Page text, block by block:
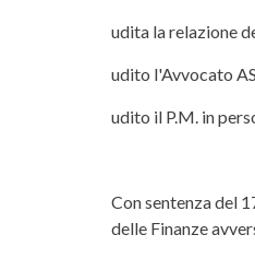
udita la relazione
udito l'Avvocato
udito il P.M. in
Con sentenza del
delle Finanze